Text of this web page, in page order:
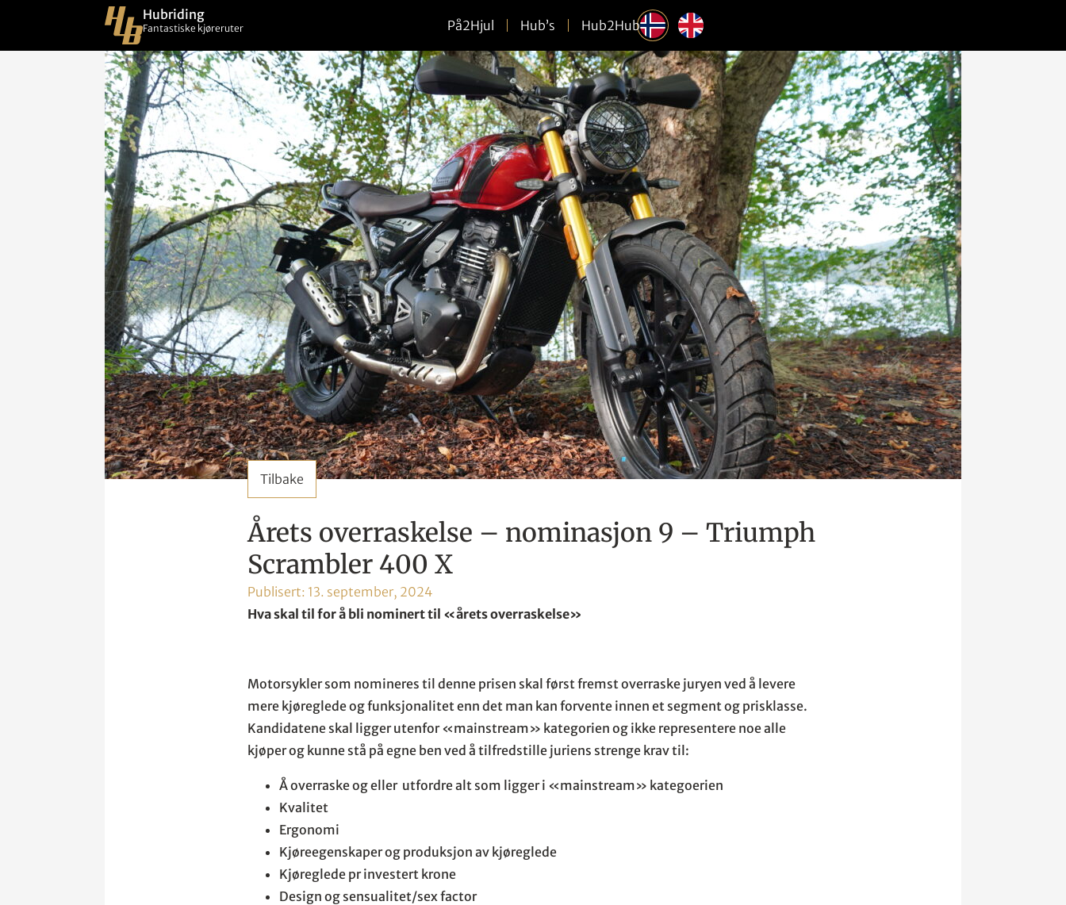
Hubriding
Fantastiske kjøreruter På2Hjul Hub’s Hub2Hub
Tilbake
Årets overraskelse – nominasjon 9 – Triumph
Scrambler 400 X
Publisert: 13. september, 2024
Hva skal til for å bli nominert til «årets overraskelse»
Motorsykler som nomineres til denne prisen skal først fremst overraske juryen ved å levere
mere kjøreglede og funksjonalitet enn det man kan forvente innen et segment og prisklasse.
Kandidatene skal ligger utenfor «mainstream» kategorien og ikke representere noe alle
kjøper og kunne stå på egne ben ved å tilfredstille juriens strenge krav til:
Å overraske og eller utfordre alt som ligger i «mainstream» kategoerien
Kvalitet
Ergonomi
Kjøreegenskaper og produksjon av kjøreglede
Kjøreglede pr investert krone
Design og sensualitet/sex factor